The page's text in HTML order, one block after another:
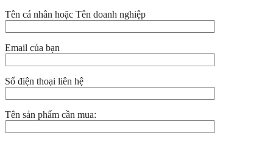
Tên cá nhân hoặc Tên doanh nghiệp
Email của bạn
Số điện thoại liên hệ
Tên sản phẩm cần mua: